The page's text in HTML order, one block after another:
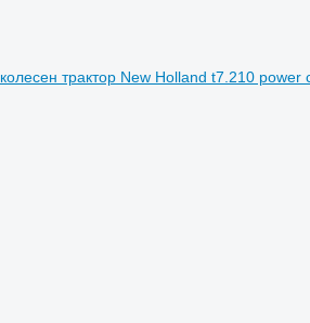
колесен трактор New Holland t7.210 power